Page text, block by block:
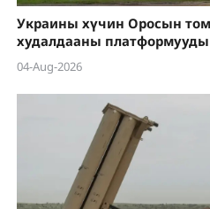
Украины хүчин Оросын
худалдааны
хийсээр байна
04-Aug-2026